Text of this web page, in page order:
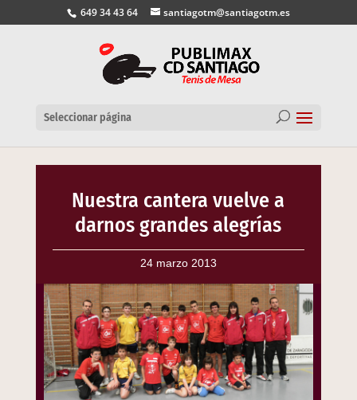
649 34 43 64 santiagotm@santiagotm.es
Seleccionar página
Nuestra cantera vuelve a
darnos grandes alegrías
24 marzo 2013